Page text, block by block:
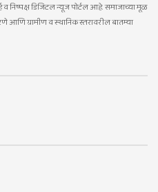
व निष्पक्ष डिजिटल न्यूज पोर्टल आहे. समाजाच्या मूळ
आणि ग्रामीण व स्थानिक स्तरावरील बातम्या